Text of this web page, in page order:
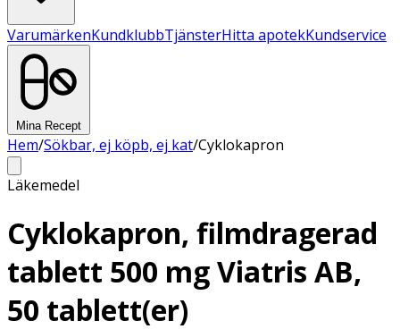
VarumärkenKundklubbTjänsterHitta apotekKundservice
Mina Recept
Hem/Sökbar, ej köpb, ej kat/Cyklokapron
Läkemedel
Cyklokapron, filmdragerad
tablett 500 mg Viatris AB,
50 tablett(er)